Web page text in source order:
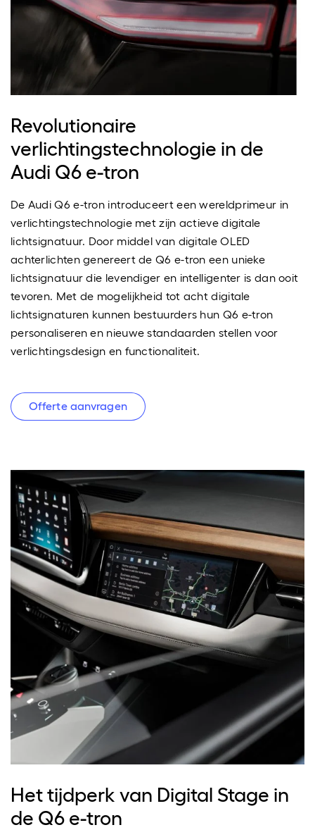
Revolutionaire
verlichtingstechnologie in de
Audi Q6 e-tron
De Audi Q6 e-tron introduceert een wereldprimeur in
verlichtingstechnologie met zijn actieve digitale
lichtsignatuur. Door middel van digitale OLED
achterlichten genereert de Q6 e-tron een unieke
lichtsignatuur die levendiger en intelligenter is dan ooit
tevoren. Met de mogelijkheid tot acht digitale
lichtsignaturen kunnen bestuurders hun Q6 e-tron
personaliseren en nieuwe standaarden stellen voor
verlichtingsdesign en functionaliteit.
Offerte aanvragen
Het tijdperk van Digital Stage in
de Q6 e-tron